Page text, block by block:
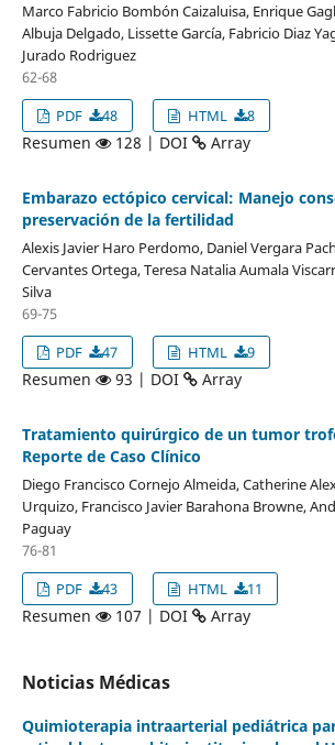
Marco Fabricio Bombón Caizaluisa, Enrique
Albuja Delgado, Lissette García, Fabricio Diaz
Jurado Rodriguez
62-68
PDF
48 HTML 8
Resumen 128 | DOI Array
Embarazo ectópico cervical: Manejo
preservación de la fertilidad
Alexis Javier Haro Perdomo, Daniel Vergara
Cervantes Ortega, Teresa Natalia Aumala
Silva
69-75
PDF
47 HTML 9
Resumen 93 | DOI Array
Tratamiento quirúrgico de un tumor
Reporte de Caso Clínico
Diego Francisco Cornejo Almeida, Catherine
Urquizo, Francisco Javier Barahona Browne,
Paguay
76-81
PDF
43 HTML 11
Resumen 107 | DOI Array
Noticias Médicas
Quimioterapia intraarterial pediátrica